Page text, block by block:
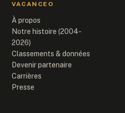
VACANCEO
À propos
Notre histoire (2004-
2026)
Classements & données
Devenir partenaire
Carrières
Presse